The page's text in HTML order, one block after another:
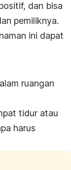
dan bisa
pemiliknya.
ini dapat
ruangan
tidur atau
harus